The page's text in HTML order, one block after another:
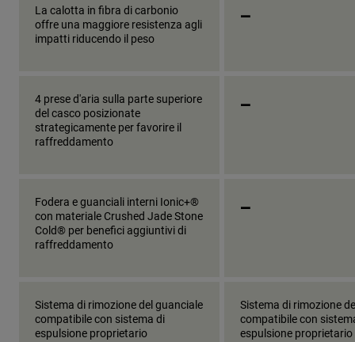
La calotta in fibra di carbonio
offre una maggiore resistenza agli
impatti riducendo il peso
_
4 prese d'aria sulla parte superiore
del casco posizionate
strategicamente per favorire il
raffreddamento
_
Fodera e guanciali interni Ionic+®
con materiale Crushed Jade Stone
Cold® per benefici aggiuntivi di
raffreddamento
_
Sistema di rimozione del guanciale
compatibile con sistema di
espulsione proprietario
Sistema di rimozione
compatibile con
espulsione proprietario